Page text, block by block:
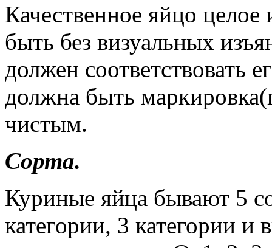
Качественное яйцо
быть без визуальных
должен соответствовать
должна быть
чистым.
Сорта.
Куриные яйца бывают 5
категории, 3 категории